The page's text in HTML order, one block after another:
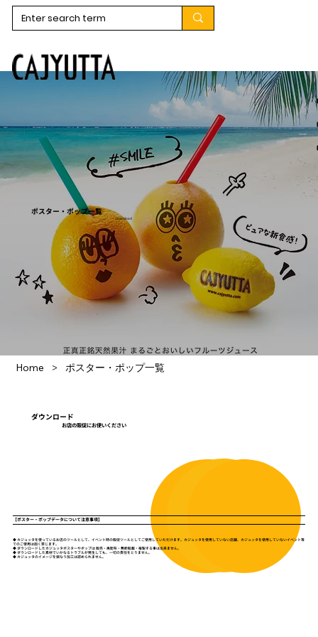
ポスター・ポップ一覧
Download
Home > ポスター・ポップ一覧
ダウンロード
お店の販促にお使いください
【ポスター・ポップデータについて注意事項】
◆ カジュッタを使っているお店のツールとして、イベント時の販促ツールとしてご使用していただけます。カジュッタを使用していない店舗、カジュッタを使用していないイベント等
でのご使用は固く禁じます。
◆ ダウンロードしたカジュッタポスターやポップは 販売・再配布・無断転載・複製する事は出来ません。
◆ ダウンロードした素材でいかなるトラブルが発生しても、一切の責任をとりません。
◆ カジュッタのイメージを損なう加工は認められません。